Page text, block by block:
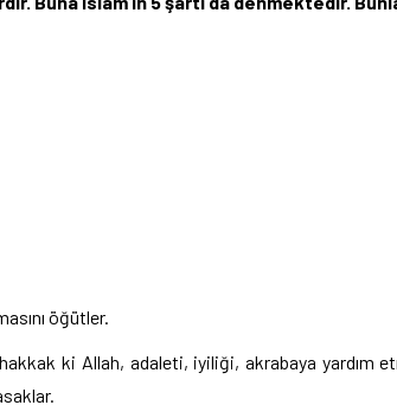
öğütler.
ki Allah, adaleti, iyiliği, akrabaya yardım